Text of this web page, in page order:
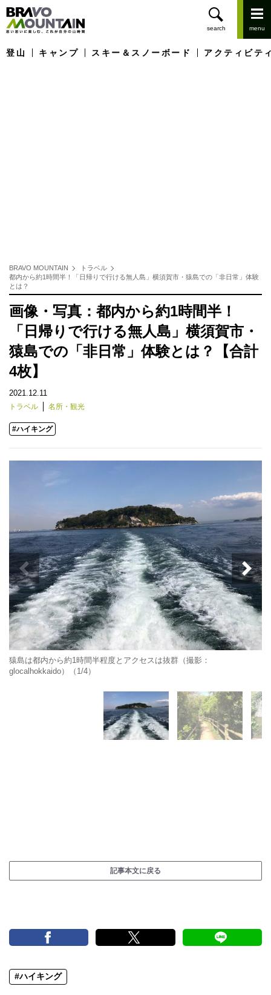
登山 キャンプ スキー＆スノーボード アクティビテ
BRAVO MOUNTAIN
トラベル
都内から約1時間半！「日帰りで行ける無人島」横須賀市・猿島での「非日常」体験
とは？
画像・写真：都内から約1時間半！
「日帰りで行ける無人島」横須賀市・
猿島での「非日常」体験とは？【合計
4枚】
2021.12.11
トラベル 名所・観光
#ハイキング
猿島は都内から約1時間半程度とアクセスは抜群（撮影：
glocalhokkaido）（1/4）
記事本文に戻る
#ハイキング